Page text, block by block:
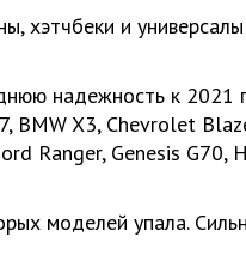
хэтчбеки и
надежность к 2021
BMW X3, Chevrolet
Ranger, Genesis G70,
моделей упала.